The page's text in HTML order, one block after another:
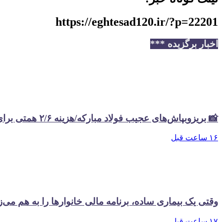
https://eghtesad120.ir/?p=22201
اخبار برگزیده ***
📸 بریزوبپاش‌های عجیب فولاد مبارکه/هزینه ۲/۶ همتی برای تبلیغات در سال گذشته
۱۶ ساعت قبل
وقتی یک بیماری ساده، برنامه مالی خانوارها را به هم